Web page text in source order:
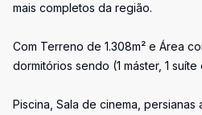
mais completos da região.
Com Terreno de 1.308m² e Área
dormitórios sendo (1 máster, 1
Piscina, Sala de cinema, persianas